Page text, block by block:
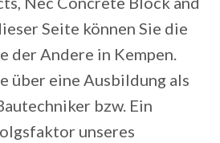
Seite können Sie die
der Andere in Kempen.
über eine Ausbildung als
bzw. Ein
unseres